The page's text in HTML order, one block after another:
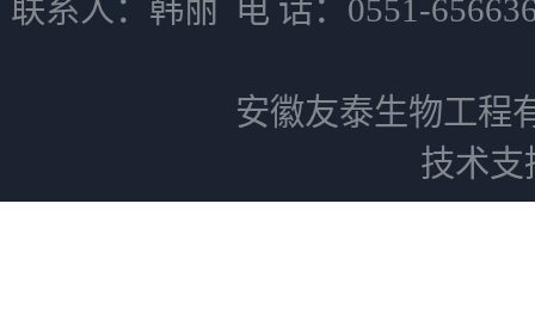
联系人：韩丽 电 话：0551-
安徽友泰生物工程
技术